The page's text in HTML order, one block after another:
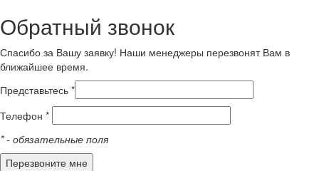
Обратный звонок
Спасибо за Вашу заявку! Наши менеджеры перезвонят Вам в
ближайшее время.
Представьтесь *
Телефон *
*- обязательные поля